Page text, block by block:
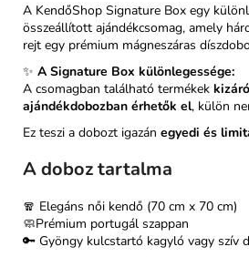
A KendőShop Signature Box egy
összeállított ajándékcsomag, amely
rejt egy prémium mágneszáras
✨ A Signature Box különlegessége:
A csomagban található termékek
ajándékdobozban érhetők el, külön
Ez teszi a dobozt igazán egyedi és
A doboz tartalma
🧣 Elegáns női kendő (70 cm x 70 cm)
🧼Prémium portugál szappan
🔑 Gyöngy kulcstartó kagyló vagy szív